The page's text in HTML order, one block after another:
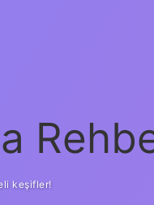
keşifler!